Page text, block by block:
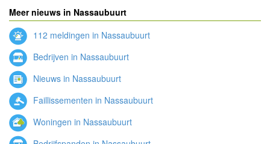
Meer nieuws in Nassaubuurt
112 meldingen in Nassaubuurt
Bedrijven in Nassaubuurt
Nieuws in Nassaubuurt
Faillissementen in Nassaubuurt
Woningen in Nassaubuurt